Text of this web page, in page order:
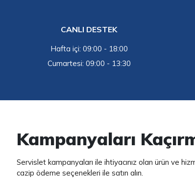
CANLI DESTEK
Hafta içi: 09:00 - 18:00
Cumartesi: 09:00 - 13:30
Kampanyaları
Servislet kampanyaları ile ihtiyacınız olan ürün ve
cazip ödeme seçenekleri ile satın alın.